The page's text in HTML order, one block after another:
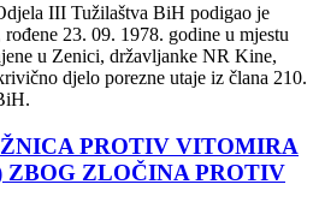
III Tužilaštva BiH podigao je
23. 09. 1978. godine u mjestu
u Zenici, državljanke NR Kine,
djelo porezne utaje iz člana 210.
PROTIV VITOMIRA
ZBOG ZLOČINA PROTIV